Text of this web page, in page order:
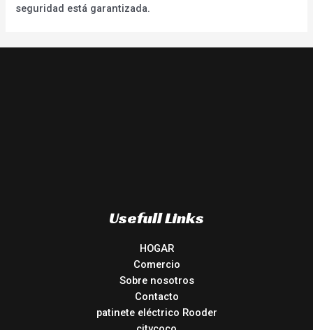
seguridad está garantizada.
Usefull Links
HOGAR
Comercio
Sobre nosotros
Contacto
patinete eléctrico Rooder